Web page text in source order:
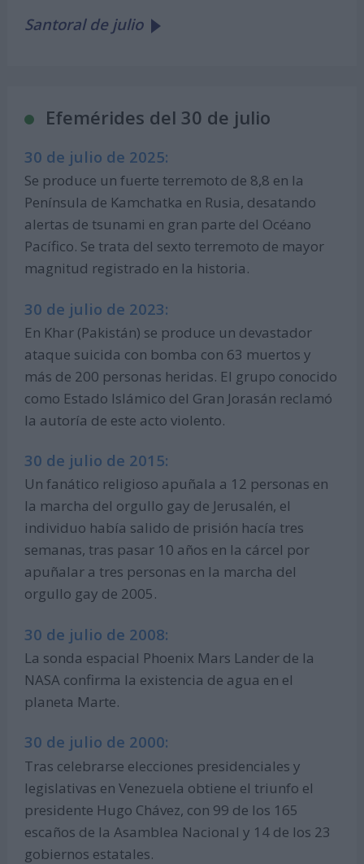
Santoral de julio
Efemérides del 30 de julio
30 de julio de 2025:
Se produce un fuerte terremoto de 8,8 en la
Península de Kamchatka en Rusia, desatando
alertas de tsunami en gran parte del Océano
Pacífico. Se trata del sexto terremoto de mayor
magnitud registrado en la historia.
30 de julio de 2023:
En Khar (Pakistán) se produce un devastador
ataque suicida con bomba con 63 muertos y
más de 200 personas heridas. El grupo conocido
como Estado Islámico del Gran Jorasán reclamó
la autoría de este acto violento.
30 de julio de 2015:
Un fanático religioso apuñala a 12 personas en
la marcha del orgullo gay de Jerusalén, el
individuo había salido de prisión hacía tres
semanas, tras pasar 10 años en la cárcel por
apuñalar a tres personas en la marcha del
orgullo gay de 2005.
30 de julio de 2008:
La sonda espacial Phoenix Mars Lander de la
NASA confirma la existencia de agua en el
planeta Marte.
30 de julio de 2000:
Tras celebrarse elecciones presidenciales y
legislativas en Venezuela obtiene el triunfo el
presidente Hugo Chávez, con 99 de los 165
escaños de la Asamblea Nacional y 14 de los 23
gobiernos estatales.